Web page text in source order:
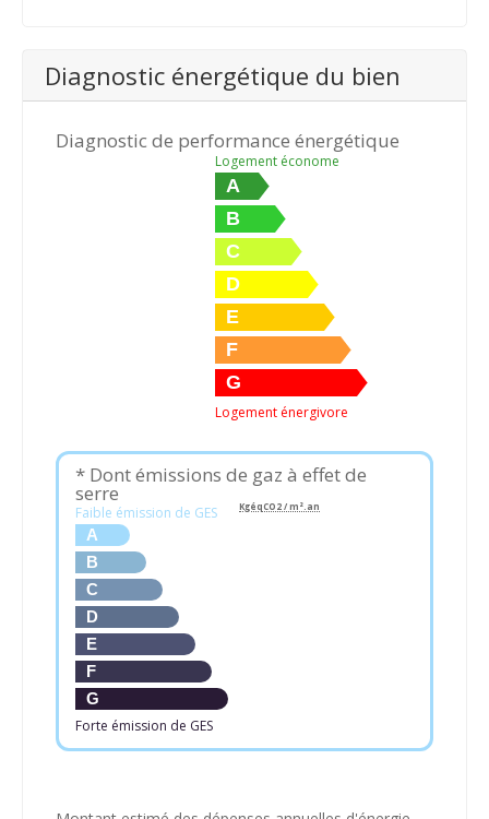
Diagnostic énergétique du bien
Diagnostic de performance énergétique
Logement économe
A
B
C
D
E
F
G
Logement énergivore
* Dont émissions de gaz à effet de
serre
Faible émission de GES
A
B
C
D
E
F
G
Forte émission de GES
KgéqCO2 / m².an